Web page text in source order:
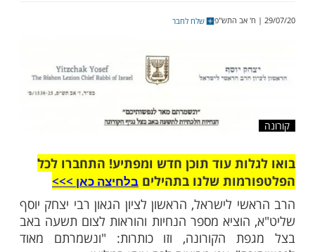
לישראל, הראשון לציון הגאון רבי יצחק יוסף
מספר הנחיות והוראות לצום תשעה באב